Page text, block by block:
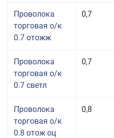
Проволока
торговая о/к
0.7 отожж
0,7
Проволока
торговая о/к
0.7 светл
0,7
Проволока
торговая о/к
0.8 отож оц
0,8